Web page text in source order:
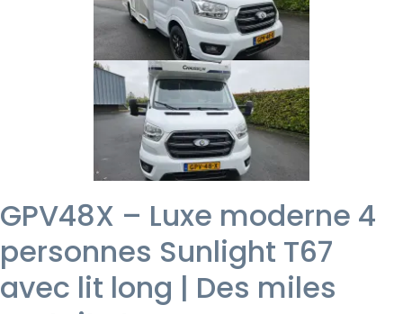
GPV48X – Luxe moderne 4
personnes Sunlight T67
avec lit long | Des miles